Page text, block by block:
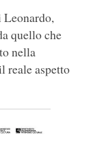
Leonardo,
quello che
nella
reale aspetto